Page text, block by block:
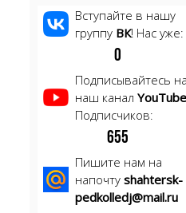
Вступайте в нашу
группу ВК! Нас уже:
0
Подписывайтесь на
наш канал YouTube
Подписчиков:
655
Пишите нам на
напочту shahtersk-
pedkolledj@mail.ru